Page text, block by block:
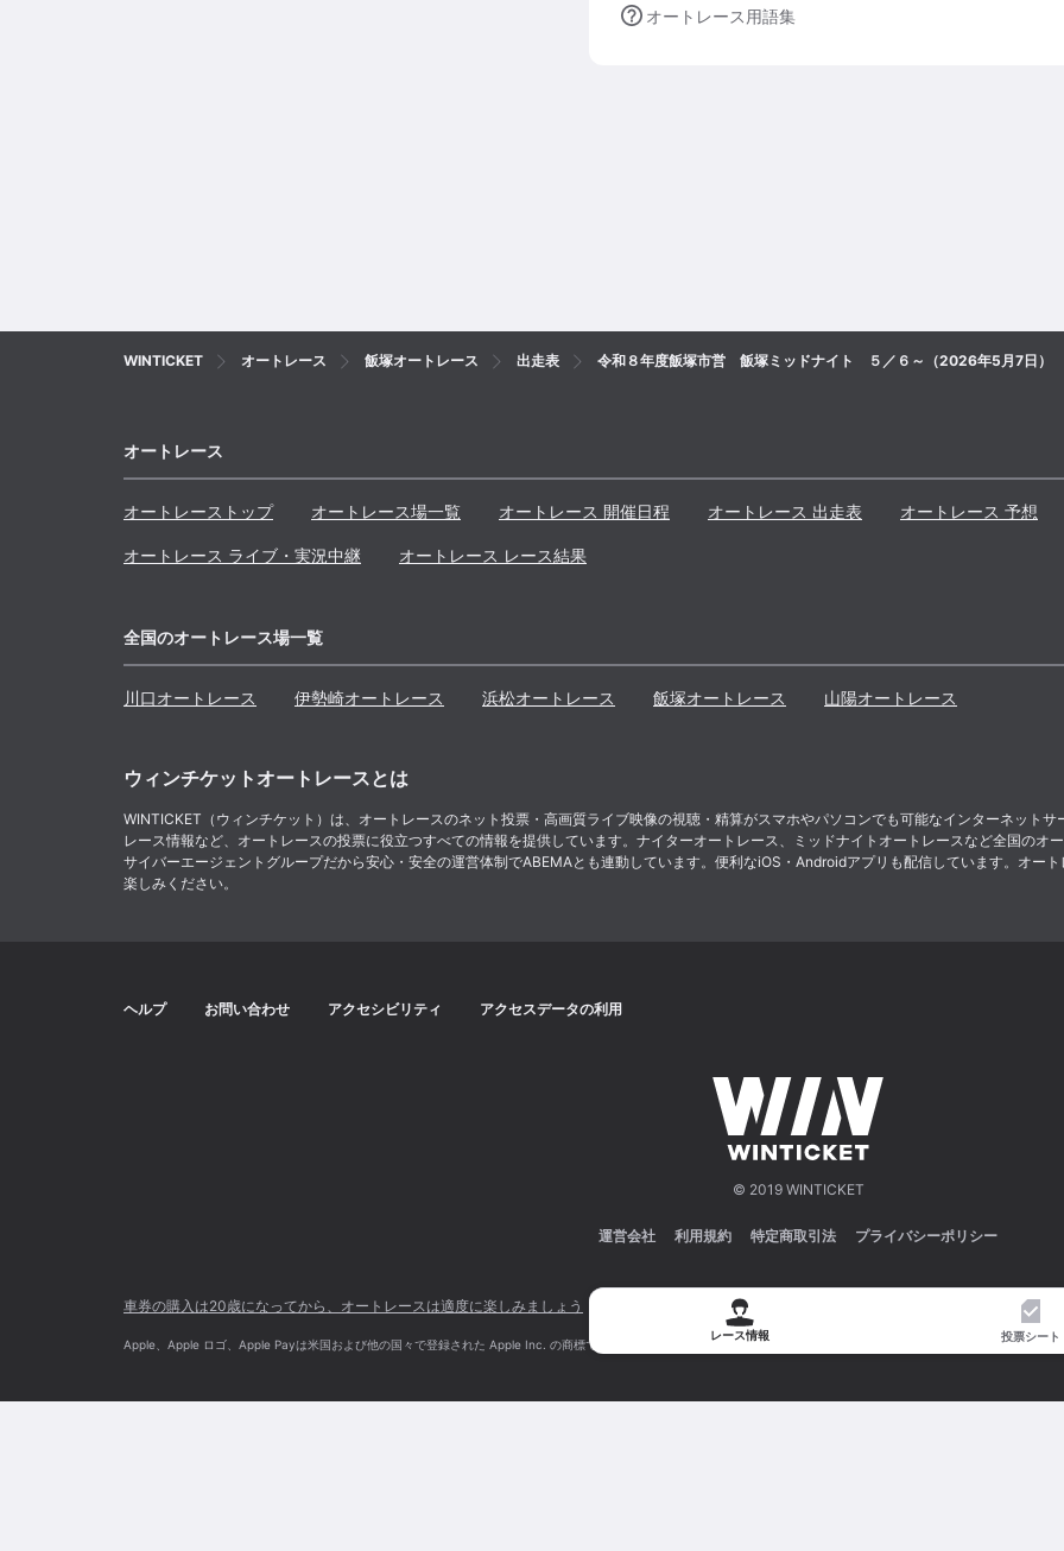
オートレース用語集
レース情報 投票シート
WINTICKET オートレース 飯塚オートレース 出走表 令和８年度飯塚市営 飯塚ミッドナイト ５／６～（2026年5月7日）
オートレース
オートレーストップ オートレース場一覧 オートレース 開催日程 オートレース 出走表 オートレース 予想
オートレース ライブ・実況中継 オートレース レース結果
全国のオートレース場一覧
川口オートレース 伊勢崎オートレース 浜松オートレース 飯塚オートレース 山陽オートレース
ウィンチケットオートレースとは
WINTICKET（ウィンチケット）は、オートレースのネット投票・高画質ライブ映像の視聴・精算がスマホやパソコンでも可能なインターネット
レース情報など、オートレースの投票に役立つすべての情報を提供しています。ナイターオートレース、ミッドナイトオートレースなど全国のオ
サイバーエージェントグループだから安心・安全の運営体制でABEMAとも連動しています。便利なiOS・Androidアプリも配信しています。オー
楽しみください。
ヘルプ お問い合わせ アクセシビリティ アクセスデータの利用
© 2019 WINTICKET
運営会社 利用規約 特定商取引法 プライバシーポリシー
車券の購入は20歳になってから、オートレースは適度に楽しみましょう 車券の購入にのめり込む不安のある方のご相談 オートレース
Apple、Apple ロゴ、Apple Payは米国および他の国々で登録された Apple Inc. の商標です。App Store は Apple Inc. のサービスマークです。 Android、Google Play および